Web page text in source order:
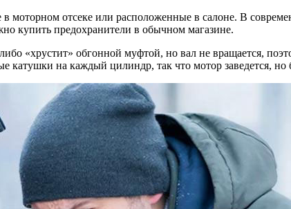
моторном отсеке или расположенные в салоне. В
купить предохранители в обычном магазине.
«хрустит» обгонной муфтой, но вал не вращается,
на каждый цилиндр, так что мотор заведется, но